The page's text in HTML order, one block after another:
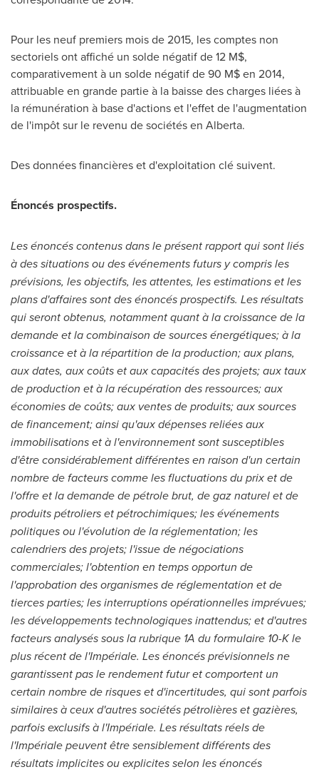
Pour les neuf premiers mois de 2015, les comptes non
sectoriels ont affiché un solde négatif de 12 M$,
comparativement à un solde négatif de 90 M$ en 2014,
attribuable en grande partie à la baisse des charges liées à
la rémunération à base d'actions et l'effet de l'augmentation
de l'impôt sur le revenu de sociétés en Alberta.
Des données financières et d'exploitation clé suivent.
Énoncés prospectifs.
Les énoncés contenus dans le présent rapport qui sont liés
à des situations ou des événements futurs y compris les
prévisions, les objectifs, les attentes, les estimations et les
plans d'affaires sont des énoncés prospectifs. Les résultats
qui seront obtenus, notamment quant à la croissance de la
demande et la combinaison de sources énergétiques; à la
croissance et à la répartition de la production; aux plans,
aux dates, aux coûts et aux capacités des projets; aux taux
de production et à la récupération des ressources; aux
économies de coûts; aux ventes de produits; aux sources
de financement; ainsi qu'aux dépenses reliées aux
immobilisations et à l'environnement sont susceptibles
d'être considérablement différentes en raison d'un certain
nombre de facteurs comme les fluctuations du prix et de
l'offre et la demande de pétrole brut, de gaz naturel et de
produits pétroliers et pétrochimiques; les événements
politiques ou l'évolution de la réglementation; les
calendriers des projets; l'issue de négociations
commerciales; l'obtention en temps opportun de
l'approbation des organismes de réglementation et de
tierces parties; les interruptions opérationnelles imprévues;
les développements technologiques inattendus; et d'autres
facteurs analysés sous la rubrique 1A du formulaire 10-K le
plus récent de l'Impériale. Les énoncés prévisionnels ne
garantissent pas le rendement futur et comportent un
certain nombre de risques et d'incertitudes, qui sont parfois
similaires à ceux d'autres sociétés pétrolières et gazières,
parfois exclusifs à l'Impériale. Les résultats réels de
l'Impériale peuvent être sensiblement différents des
résultats implicites ou explicites selon les énoncés